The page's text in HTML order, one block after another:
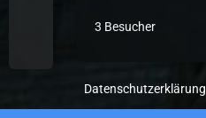
3 Besucher
Datenschutzerklärung